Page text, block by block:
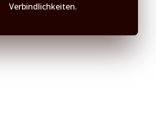
Verbindlichkeiten.